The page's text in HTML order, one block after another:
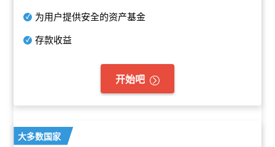
为用户提供安全的资产基金
存款收益
开始吧
大多数国家